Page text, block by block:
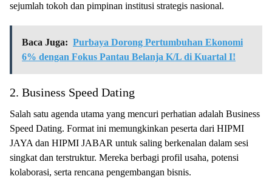
sejumlah tokoh dan pimpinan institusi strategis nasional.
Baca Juga: Purbaya Dorong Pertumbuhan Ekonomi
6% dengan Fokus Pantau Belanja K/L di Kuartal I!
2. Business Speed Dating
Salah satu agenda utama yang mencuri perhatian adalah Business
Speed Dating. Format ini memungkinkan peserta dari HIPMI
JAYA dan HIPMI JABAR untuk saling berkenalan dalam sesi
singkat dan terstruktur. Mereka berbagi profil usaha, potensi
kolaborasi, serta rencana pengembangan bisnis.